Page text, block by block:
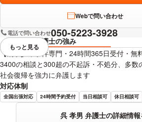
Webで問い合わせ
電話で問い合わせ050-5223-3928
弁護士の強み
【刑事少年事件専門・24時間365日受付・無
3400の相談と300超の不起訴・不処分、多数
社会復帰を強力に弁護します
対応体制
全国出張対応 24時間予約受付 当日相談可 休日相談可
呉 孝男 弁護士の詳細情
視覚的に省略されている要素を
もっと見る